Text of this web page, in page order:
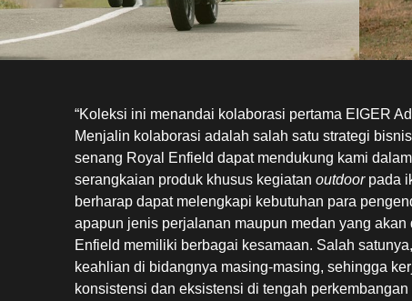
“Koleksi ini menandai kolaborasi pertama EIGER
Menjalin kolaborasi adalah salah satu strategi
senang Royal Enfield dapat mendukung kami
serangkaian produk khusus kegiatan outdoorpada
berharap dapat melengkapi kebutuhan para
apapun jenis perjalanan maupun medan yang
Enfield memiliki berbagai kesamaan. Salah
keahlian di bidangnya masing-masing, sehingga
konsistensi dan eksistensi di tengah perkembangan